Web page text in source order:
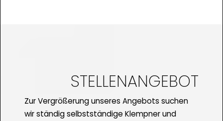
STELLENANGEBOT
Zur Vergrößerung unseres Angebots suchen
wir ständig selbstständige Klempner und